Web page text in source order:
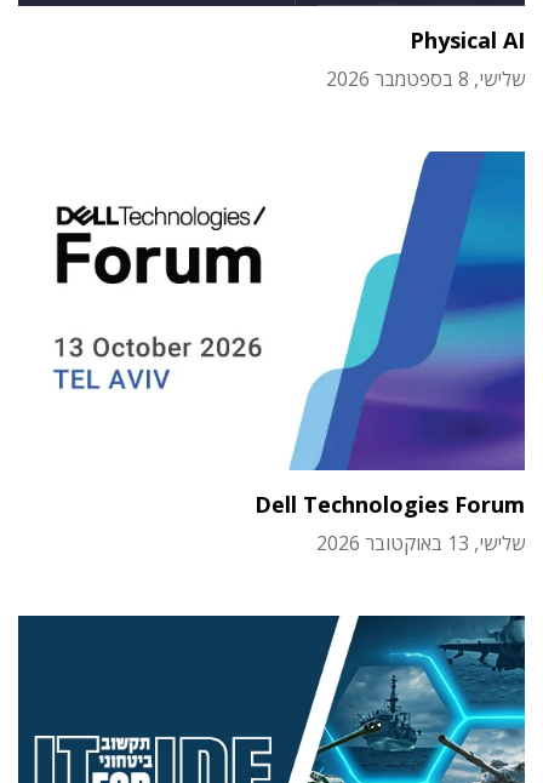
Physical AI
שלישי, 8 בספטמבר 2026
Dell Technologies Forum
שלישי, 13 באוקטובר 2026